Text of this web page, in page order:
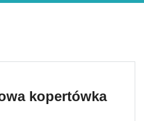
kopertówka